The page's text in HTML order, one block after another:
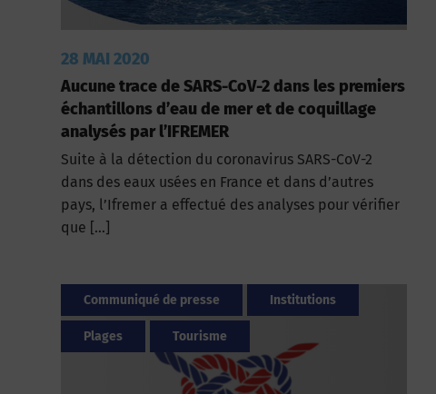
28 MAI 2020
Aucune trace de SARS-CoV-2 dans les premiers
échantillons d’eau de mer et de coquillage
analysés par l’IFREMER
Suite à la détection du coronavirus SARS-CoV-2
dans des eaux usées en France et dans d’autres
pays, l’Ifremer a effectué des analyses pour vérifier
que […]
Communiqué de presse Institutions
Plages Tourisme